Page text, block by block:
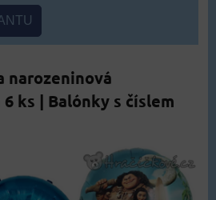
narozeninová
ks | Balónky s číslem